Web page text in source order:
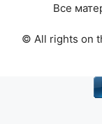
Все
© All rights on